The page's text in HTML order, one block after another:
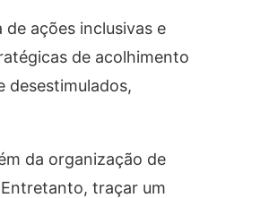
ações inclusivas e
de acolhimento
desestimulados,
da organização de
traçar um